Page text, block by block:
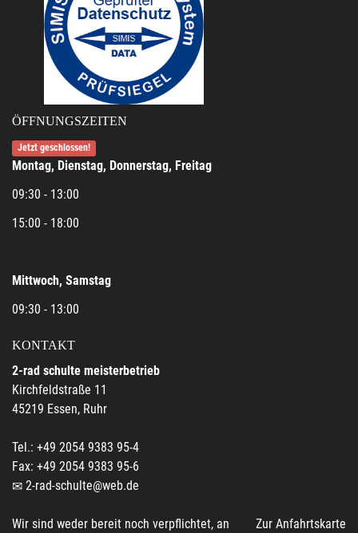
ÖFFNUNGSZEITEN
Jetzt geschlossen!
Montag, Dienstag, Donnerstag, Freitag
09:30 - 13:00
15:00 - 18:00
Mittwoch, Samstag
09:30 - 13:00
KONTAKT
2-rad schulte meisterbetrieb
Kirchfeldstraße 11
45219 Essen, Ruhr
Tel.: +49 2054 9383 95-4
Fax: +49 2054 9383 95-6
2-rad-schulte@web.de
Zur Anfahrtskarte
Wir sind weder bereit noch verpflichtet, an